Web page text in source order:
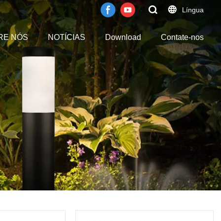
Língua
NÓS NOTÍCIAS Download Contate-nos